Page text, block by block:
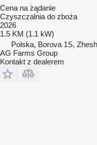
Cena na żądanie
Czyszczalnia do zboża
2026
1.5 KM (1.1 kW)
Polska, Borova 1S,
AG Farms Group
Kontakt z dealerem